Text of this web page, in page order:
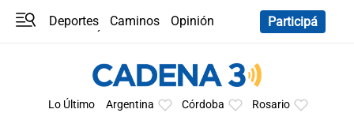
Deportes Caminos
Opinión
Participá
Lo Último Argentina Córdoba Rosario